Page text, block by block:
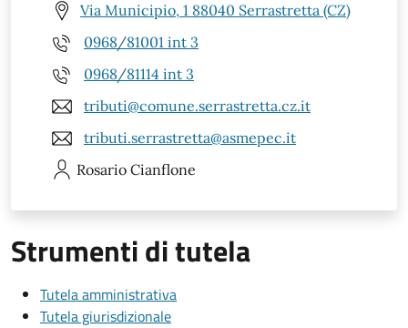
Via Municipio, 1 88040 Serrastretta (CZ)
0968/81001 int 3
0968/81114 int 3
tributi@comune.serrastretta.cz.it
tributi.serrastretta@asmepec.it
Rosario Cianflone
Strumenti di tutela
Tutela amministrativa
Tutela giurisdizionale